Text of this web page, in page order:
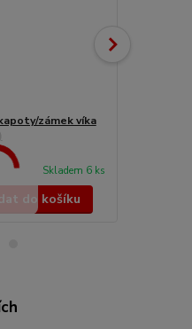
zámek víka
Skladem 6 ks
do košíku